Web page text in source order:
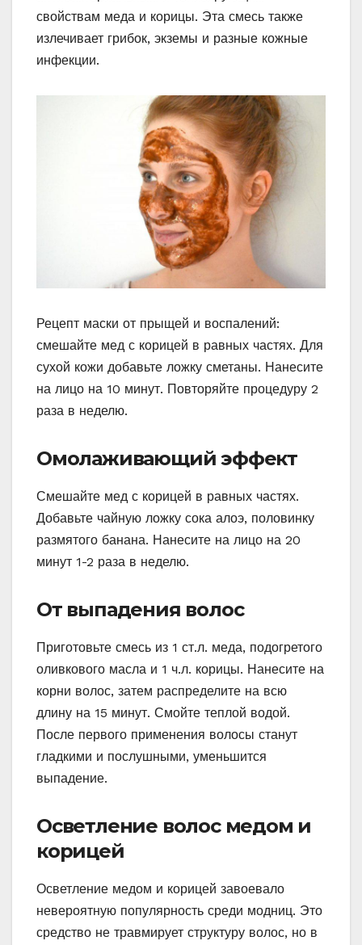
свойствам меда и корицы. Эта смесь также
излечивает грибок, экземы и разные кожные
инфекции.
Рецепт маски от прыщей и воспалений:
смешайте мед с корицей в равных частях. Для
сухой кожи добавьте ложку сметаны. Нанесите
на лицо на 10 минут. Повторяйте процедуру 2
раза в неделю.
Омолаживающий эффект
Смешайте мед с корицей в равных частях.
Добавьте чайную ложку сока алоэ, половинку
размятого банана. Нанесите на лицо на 20
минут 1-2 раза в неделю.
От выпадения волос
Приготовьте смесь из 1 ст.л. меда, подогретого
оливкового масла и 1 ч.л. корицы. Нанесите на
корни волос, затем распределите на всю
длину на 15 минут. Смойте теплой водой.
После первого применения волосы станут
гладкими и послушными, уменьшится
выпадение.
Осветление волос медом и
корицей
Осветление медом и корицей завоевало
невероятную популярность среди модниц. Это
средство не травмирует структуру волос, но в